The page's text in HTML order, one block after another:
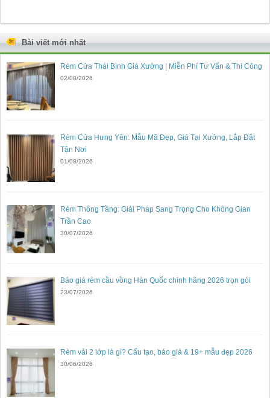
Bài viết mới nhất
Rèm Cửa Thái Bình Giá Xưởng | Miễn Phí Tư Vấn & Thi Công
02/08/2026
Rèm Cửa Hưng Yên: Mẫu Mã Đẹp, Giá Tại Xưởng, Lắp Đặt
Tận Nơi
01/08/2026
Rèm Thông Tầng: Giải Pháp Sang Trọng Cho Không Gian
Trần Cao
30/07/2026
Báo giá rèm cầu vồng Hàn Quốc chính hãng 2026 trọn gói
23/07/2026
Rèm vải 2 lớp là gì? Cấu tạo, báo giá & 19+ mẫu đẹp 2026
30/06/2026